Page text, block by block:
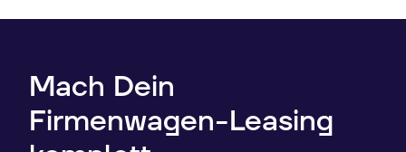
Mach Dein
Firmenwagen-Leasing